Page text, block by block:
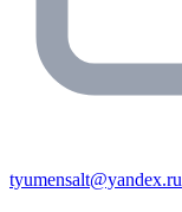
tyumensalt@yandex.ru